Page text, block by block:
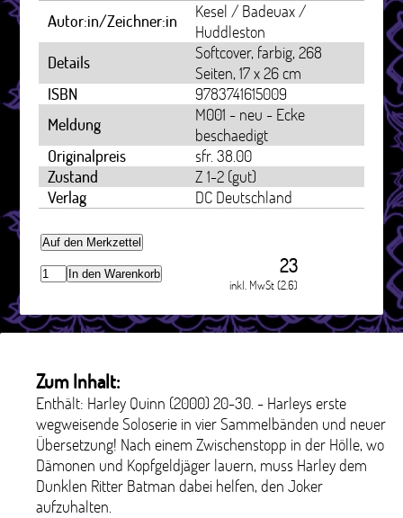
Autor:in/Zeichner:in
Kesel / Badeuax /
Huddleston
Details
Softcover, farbig, 268
Seiten, 17 x 26 cm
ISBN
9783741615009
Meldung
M001 - neu - Ecke
beschaedigt
Originalpreis
sfr. 38.00
Zustand
Z 1-2 (gut)
Verlag
DC Deutschland
Auf den Merkzettel
In den Warenkorb 23
inkl. MwSt (2.6)
Zum Inhalt:
Enthält: Harley Quinn (2000) 20-30. - Harleys erste
wegweisende Soloserie in vier Sammelbänden und neuer
Übersetzung! Nach einem Zwischenstopp in der Hölle, wo
Dämonen und Kopfgeldjäger lauern, muss Harley dem
Dunklen Ritter Batman dabei helfen, den Joker
aufzuhalten.